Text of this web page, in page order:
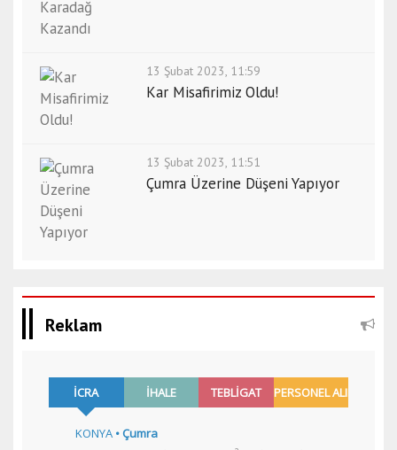
13 Şubat 2023, 11:59
Kar Misafirimiz Oldu!
13 Şubat 2023, 11:51
Çumra Üzerine Düşeni Yapıyor
Reklam